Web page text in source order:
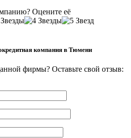
Оцените её
компания в Тюмени
фирмы? Оставьте свой отзыв: